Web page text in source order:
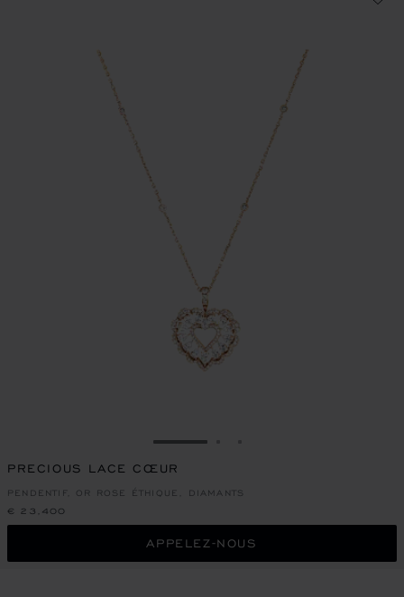
ALLER À LA DIAPOSITIVE 1
PRECIOUS LACE CŒUR
PENDENTIF, OR ROSE ÉTHIQUE, DIAMANTS
€ 23,400
APPELEZ-NOUS